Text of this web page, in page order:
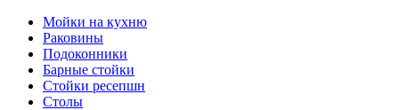
Мойки на кухню
Раковины
Подоконники
Барные стойки
Стойки ресепшн
Столы